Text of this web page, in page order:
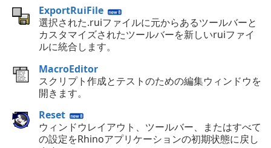
ExportRuiFile
選択された.ruiファイルに元からあるツールバーと
カスタマイズされたツールバーを新しいruiファイ
ルに統合します。
MacroEditor
スクリプト作成とテストのための編集ウィンドウを
開きます。
Reset
ウィンドウレイアウト、ツールバー、またはすべて
の設定をRhinoアプリケーションの初期状態に戻し